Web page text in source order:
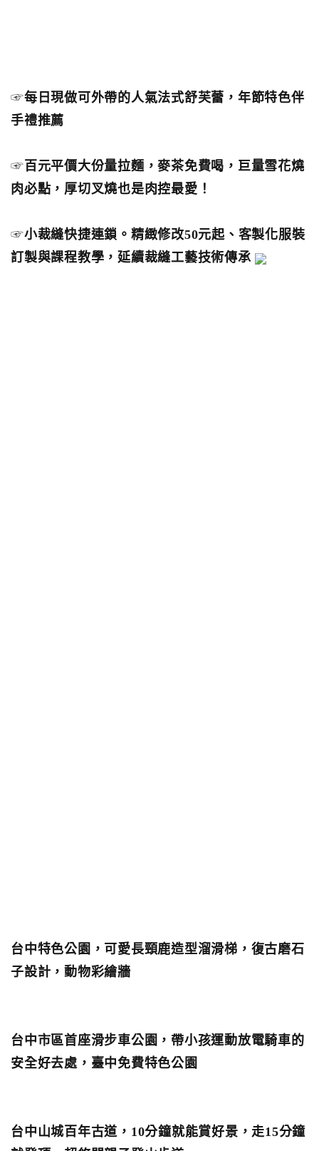
☞每日現做可外帶的人氣法式舒芙蕾，年節特色伴
手禮推薦
☞ 百元平價大份量拉麵，麥茶免費喝，巨量雪花燒
肉必點，厚切叉燒也是肉控最愛！
☞小裁縫快捷連鎖。精緻修改50元起、客製化服裝
訂製與課程教學，延續裁縫工藝技術傳承
台中特色公園，可愛長頸鹿造型溜滑梯，復古磨石
子設計，動物彩繪牆
台中市區首座滑步車公園，帶小孩運動放電騎車的
安全好去處，臺中免費特色公園
台中山城百年古道，10分鐘就能賞好景，走15分鐘